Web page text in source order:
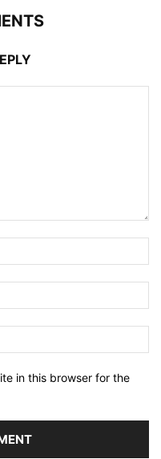
in this browser for the